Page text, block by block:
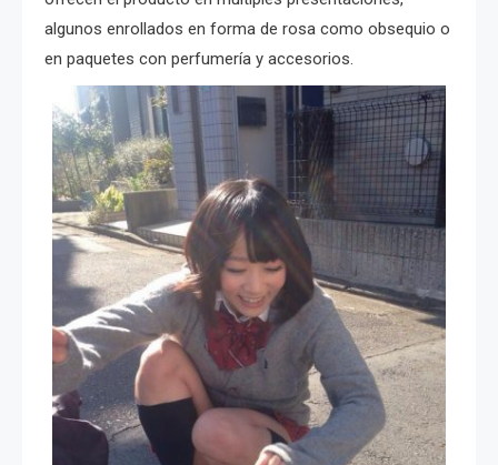
algunos enrollados en forma de rosa como obsequio o
en paquetes con perfumería y accesorios.